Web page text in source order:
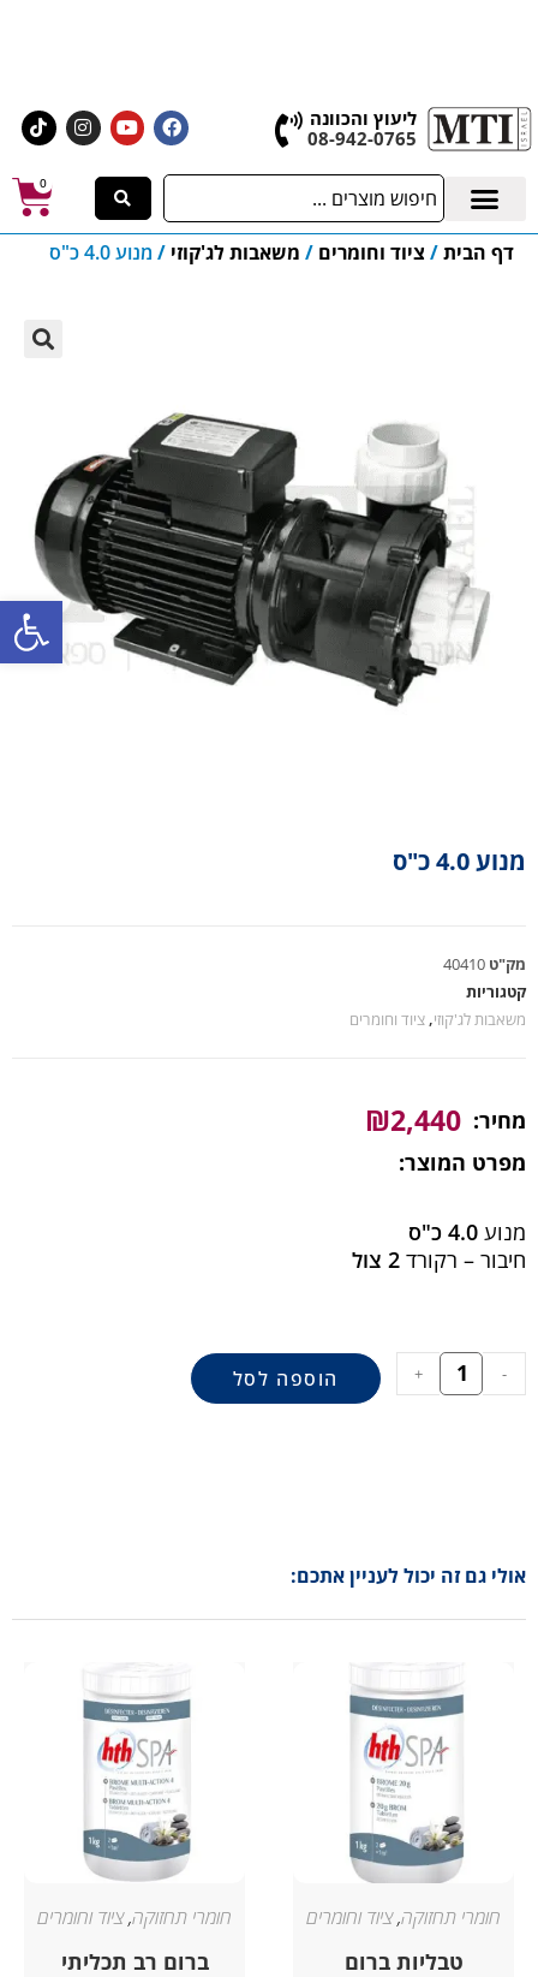
פתח סרגל נגישות
ליעוץ והכוונה
08-942-0765
0
דף הבית/ ציוד וחומרים / משאבות לג'קוזי / מנוע 4.0 כ"ס
מנוע 4.0 כ"ס
מק"ט 40410
קטגוריות
משאבות לג'קוזי,ציוד וחומרים
מחיר: ₪2,440
מפרט המוצר:
מנוע 4.0 כ"ס
חיבור – רקורד 2 צול
-
+ הוספה לסל
אולי גם זה יכול לעניין אתכם:
חומרי תחזוקה,ציוד וחומרים
טבליות ברום
חומרי תחזוקה,ציוד וחומרים
ברום רב תכליתי